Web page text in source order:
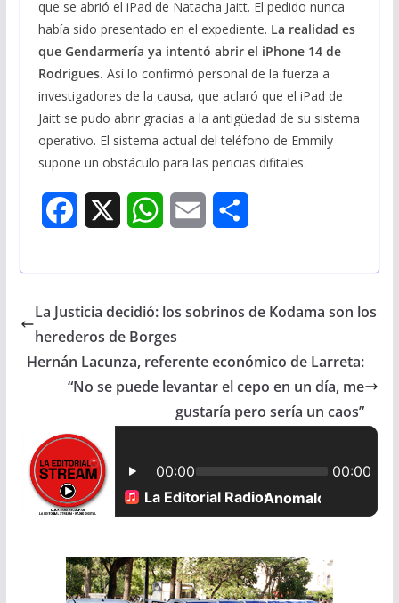
que se abrió el iPad de Natacha Jaitt. El pedido nunca
había sido presentado en el expediente. La realidad es
que Gendarmería ya intentó abrir el iPhone 14 de
Rodrigues. Así lo confirmó personal de la fuerza a
investigadores de la causa, que aclaró que el iPad de
Jaitt se pudo abrir gracias a la antigüedad de su sistema
operativo. El sistema actual del teléfono de Emmily
supone un obstáculo para las pericias difitales.
e
b
o
k
W
t
s
A
p
i
r
e
La Justicia decidió: los sobrinos de Kodama son los
herederos de Borges
Hernán Lacunza, referente económico de Larreta:
“No se puede levantar el cepo en un día, me
gustaría pero sería un caos”